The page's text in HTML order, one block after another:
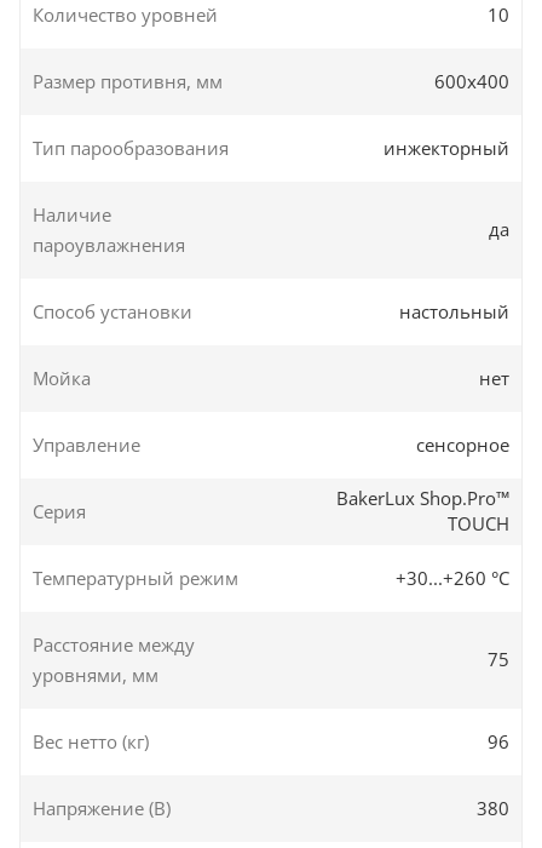
Количество уровней 10
Размер противня, мм 600х400
Тип парообразования инжекторный
Наличие
пароувлажнения
да
Способ установки настольный
Мойка нет
Управление сенсорное
Серия
BakerLux Shop.Pro™
TOUCH
Температурный режим +30...+260 °C
Расстояние между
уровнями, мм
75
Вес нетто (кг) 96
Напряжение (В) 380